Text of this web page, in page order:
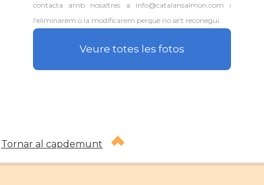
contacta amb nosaltres a info@catalansalmon.com i
l'eliminarem o la modificarem perquè no se't reconegui.
Veure totes les fotos
Tornar al capdemunt